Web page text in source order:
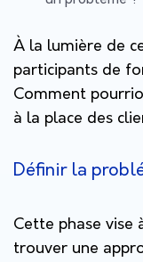
À la lumière de
participants de
Comment
à la place des
Définir la
Cette phase
trouver une